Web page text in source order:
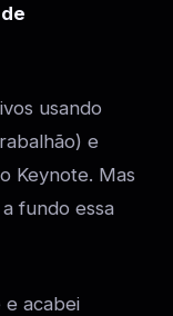
usando
e
Keynote. Mas
fundo essa
e acabei